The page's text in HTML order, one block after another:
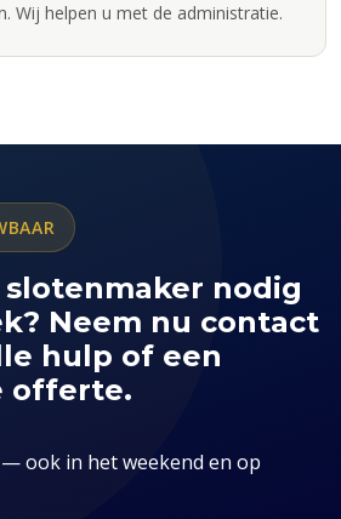
Wij helpen u met de administratie.
nodig
Neem nu contact
hulp of een
offerte.
— ook in het weekend en op